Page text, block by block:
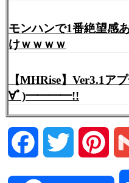
モンハンで1番絶望感
けｗｗｗｗ
【MHRise】Ver3.1
∀ﾟ)━━━━!!
Facebook Twitter